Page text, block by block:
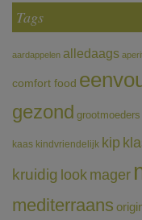
Tags
aardappelen alledaags
comfort food
gezond
kaas kindvriendelijk kip
kruidig look mager
mediterraans